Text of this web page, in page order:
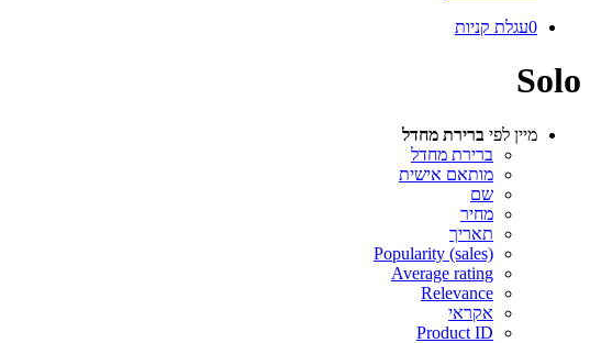
0עגלת קניות
Solo
מיין לפי ברירת מחדל
ברירת מחדל
מותאם אישית
שם
מחיר
תאריך
Popularity (sales)
Average rating
Relevance
אקראי
Product ID